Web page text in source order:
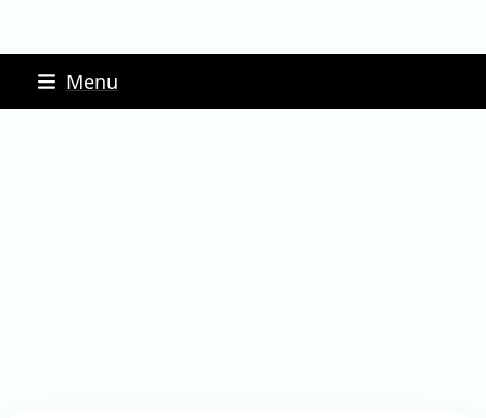
Menu